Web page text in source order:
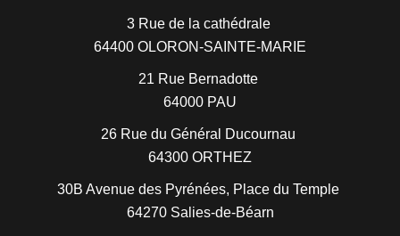
3 Rue de la cathédrale
64400 OLORON-SAINTE-MARIE
21 Rue Bernadotte
64000 PAU
26 Rue du Général Ducournau
64300 ORTHEZ
30B Avenue des Pyrénées, Place du Temple
64270 Salies-de-Béarn